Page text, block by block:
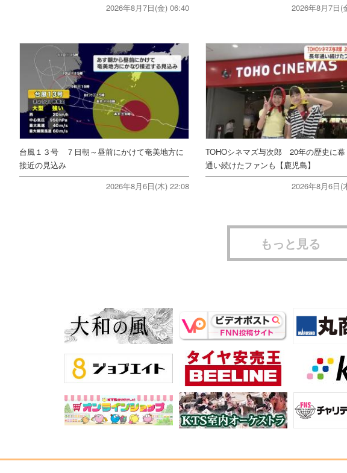
2026年8月7日(金) 06:40
2026年8月7日(
台風１３号 ７日朝～昼前にかけて奄美地方に
接近の見込み
2026年8月6日(木) 22:08
TOHOシネマズ与次郎 20年の歴史に
通い続けたファンも【鹿児島】
2026年8月6日(
もっと見る